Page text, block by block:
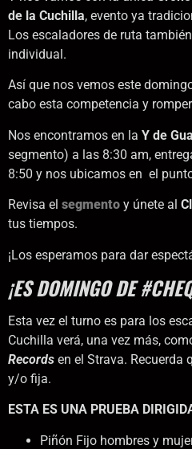
de la Cuchilla, evento ya
Los escaladores de ruta
individual.
Así que nos vemos este
cabo esta competencia y
Nos encontramos en la Y de
segmento) a las 8:30 am,
8:50 y nos ubicamos en el
Revisa el segmento y únete al
tus tiempos.
¡Los esperamos para dar
¡ES DOMINGO DE
Esta vez el turno es para los
Cuchilla verá, una vez más,
Records en el Strava. Recuerda
y/o fija.
ESTA ES UNA PRUEBA
Piñón Fijo hombres y